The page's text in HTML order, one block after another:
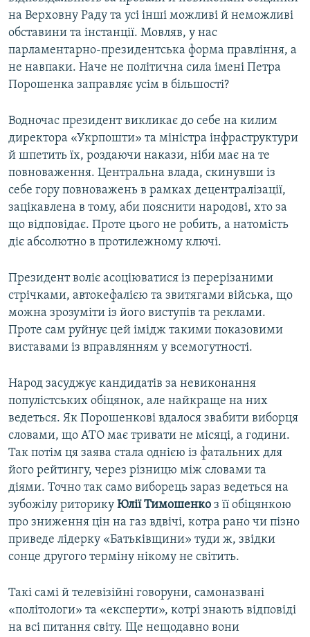
на Верховну Раду та усі інші можливі й неможливі
обставини та інстанції. Мовляв, у нас
парламентарно-президентська форма правління, а
не навпаки. Наче не політична сила імені Петра
Порошенка заправляє усім в більшості?
Водночас президент викликає до себе на килим
директора «Укрпошти» та міністра інфраструктури
й шпетить їх, роздаючи накази, ніби має на те
повноваження. Центральна влада, скинувши із
себе гору повноважень в рамках децентралізації,
зацікавлена в тому, аби пояснити народові, хто за
що відповідає. Проте цього не робить, а натомість
діє абсолютно в протилежному ключі.
Президент воліє асоціюватися із перерізаними
стрічками, автокефалією та звитягами війська, що
можна зрозуміти із його виступів та реклами.
Проте сам руйнує цей імідж такими показовими
виставами із вправлянням у всемогутності.
Народ засуджує кандидатів за невиконання
популістських обіцянок, але найкраще на них
ведеться. Як Порошенкові вдалося звабити виборця
словами, що АТО має тривати не місяці, а години.
Так потім ця заява стала однією із фатальних для
його рейтингу, через різницю між словами та
діями. Точно так само виборець зараз ведеться на
зубожілу риторику Юлії Тимошенко з її обіцянкою
про зниження цін на газ вдвічі, котра рано чи пізно
приведе лідерку «Батьківщини» туди ж, звідки
сонце другого терміну нікому не світить.
Такі самі й телевізійні говоруни, самоназвані
«політологи» та «експерти», котрі знають відповіді
на всі питання світу. Ще нещодавно вони